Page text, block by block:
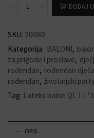
DODAJ
SKU: 20080
Kategorija: BALONI,
za prigode i proslave,
rođendan, rođendan
rođendan, životinjski
Tag: Lateks balon QL 11
OPIS